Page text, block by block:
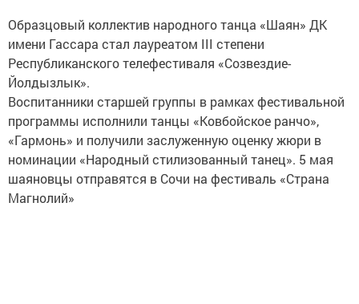
Образцовый коллектив народного танца «Шаян» ДК
имени Гассара стал лауреатом III степени
Республиканского телефестиваля «Созвездие-
Йолдызлык».
Воспитанники старшей группы в рамках фестивальной
программы исполнили танцы «Ковбойское ранчо»,
«Гармонь» и получили заслуженную оценку жюри в
номинации «Народный стилизованный танец». 5 мая
шаяновцы отправятся в Сочи на фестиваль «Страна
Магнолий»